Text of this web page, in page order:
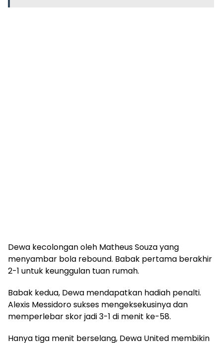
Dewa kecolongan oleh Matheus Souza yang
menyambar bola rebound. Babak pertama berakhir
2-1 untuk keunggulan tuan rumah.
Babak kedua, Dewa mendapatkan hadiah penalti.
Alexis Messidoro sukses mengeksekusinya dan
memperlebar skor jadi 3-1 di menit ke-58.
Hanya tiga menit berselang, Dewa United membikin